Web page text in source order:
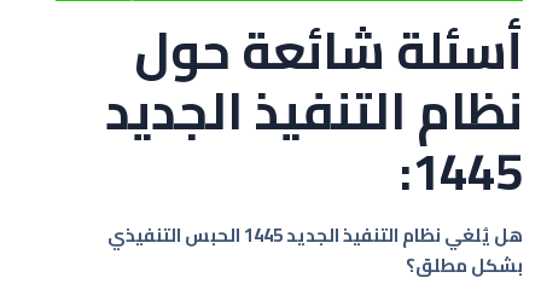
أسئلة شائعة حول
نظام التنفيذ الجديد
1445:
هل يُلغي نظام التنفيذ الجديد 1445 الحبس التنفيذي
بشكل مطلق؟